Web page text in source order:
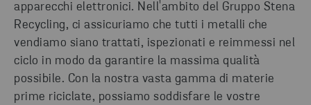
apparecchi elettronici. Nell'ambito del Gruppo Stena
Recycling, ci assicuriamo che tutti i metalli che
vendiamo siano trattati, ispezionati e reimmessi nel
ciclo in modo da garantire la massima qualità
possibile. Con la nostra vasta gamma di materie
prime riciclate, possiamo soddisfare le vostre